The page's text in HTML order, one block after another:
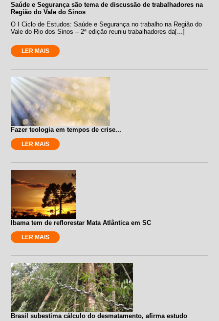
Saúde e Segurança são tema de discussão de trabalhadores na
Região do Vale do Sinos
O I Ciclo de Estudos: Saúde e Segurança no trabalho na Região do
Vale do Rio dos Sinos – 2ª edição reuniu trabalhadores da[...]
LER MAIS
Fazer teologia em tempos de crise...
LER MAIS
Ibama tem de reflorestar Mata Atlântica em SC
LER MAIS
Brasil subestima cálculo do desmatamento, afirma estudo